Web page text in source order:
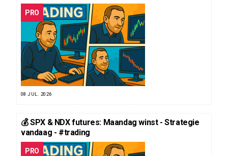
PRO
08 JUL. 2026
💰 SPX & NDX futures: Maandag winst - Strategie
vandaag - #trading
PRO